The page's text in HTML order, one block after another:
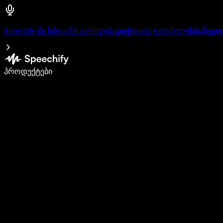
Speechify-ში ხმოვანი აკრეფის დიქტაცია უკვე
პროდუქტები
დაწერე 5-ჯერ სწრაფად ხმით კარნახით